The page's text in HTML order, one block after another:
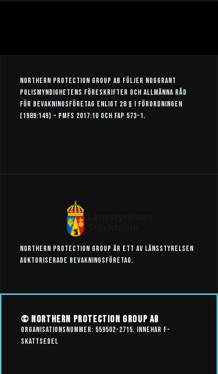
Northern Protection Group AB följer noggrant
Polismyndighetens föreskrifter och allmänna råd
för bevakningsföretag enligt 28 § i förordningen
(1989:149) – PMFS 2017:10 och FAP 573-1.
Northern Protection Group är ett av Länsstyrelsen
auktoriserade bevakningsföretag.
© Northern Protection Group AB
Organisationsnummer: 559502-2715. Innehar F-
skattsedel